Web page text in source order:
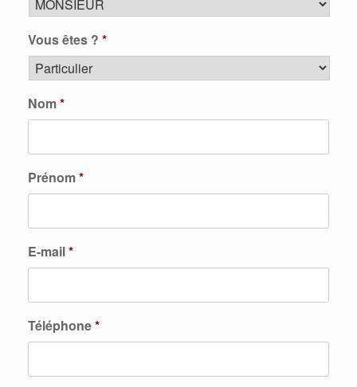
Vous êtes ? *
Nom*
Prénom*
E-mail*
Téléphone*